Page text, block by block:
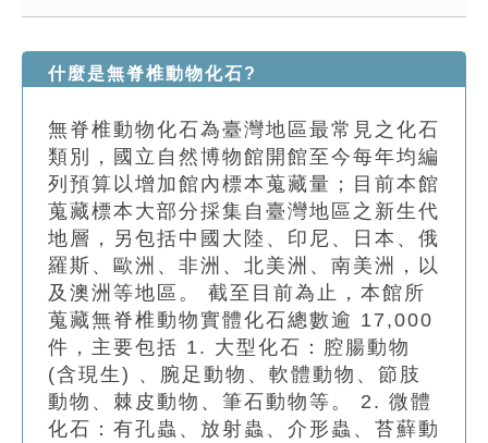
知識索引
單字索引
生命大百科索引
遊戲專區
教學應用
貓頭鷹博士
什麼是無脊椎動物化石?
無脊椎動物化石為臺灣地區最常見之化石
類別，國立自然博物館開館至今每年均編
列預算以增加館內標本蒐藏量；目前本館
蒐藏標本大部分採集自臺灣地區之新生代
地層，另包括中國大陸、印尼、日本、俄
羅斯、歐洲、非洲、北美洲、南美洲，以
及澳洲等地區。 截至目前為止，本館所
蒐藏無脊椎動物實體化石總數逾 17,000
件，主要包括 1. 大型化石：腔腸動物
(含現生) 、腕足動物、軟體動物、節肢
動物、棘皮動物、筆石動物等。 2. 微體
化石：有孔蟲、放射蟲、介形蟲、苔蘚動